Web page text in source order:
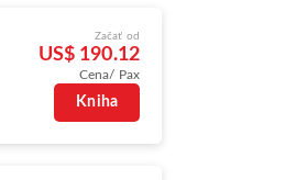
Začať od
US$ 190.12
Cena/ Pax
Kniha